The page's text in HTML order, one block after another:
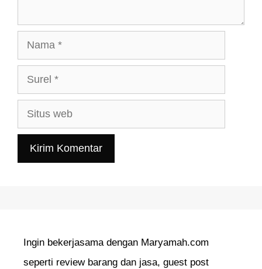
Nama
Surel
Situs
web
Ingin bekerjasama dengan Maryamah.com
seperti review barang dan jasa, guest post